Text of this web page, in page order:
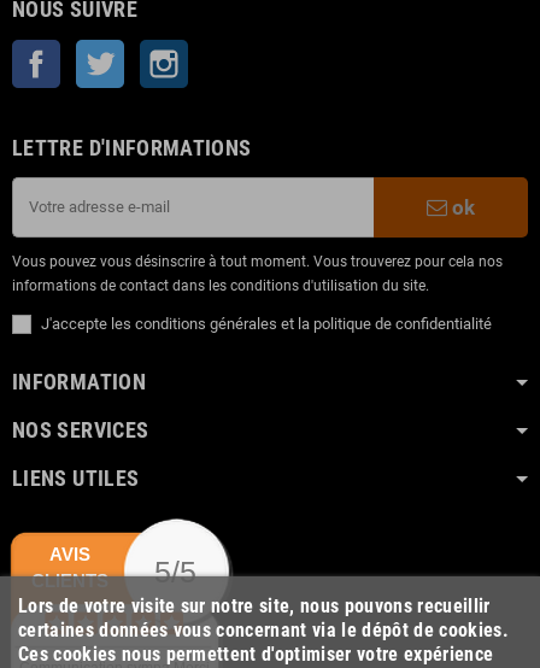
NOUS SUIVRE
Facebook Twitter
LETTRE D'INFORMATIONS
ok
Vous pouvez vous désinscrire à tout moment. Vous trouverez pour cela nos
informations de contact dans les conditions d'utilisation du site.
J'accepte les conditions générales et la politique de confidentialité
INFORMATION
NOS SERVICES
LIENS UTILES
Lors de votre visite sur notre site, nous pouvons recueillir
certaines données vous concernant via le dépôt de cookies.
Ces cookies nous permettent d'optimiser votre expérience
AVIS
CLIENTS
5/5